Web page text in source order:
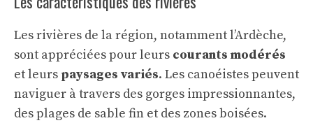
Les rivières de la région, notamment l’Ardèche,
sont appréciées pour leurs courants modérés
et leurs paysages variés. Les canoéistes peuvent
naviguer à travers des gorges impressionnantes,
des plages de sable fin et des zones boisées.